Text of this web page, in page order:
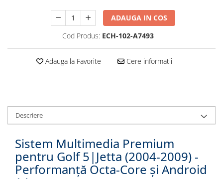
Navigatii Land Rover
Navigatii Iveco
Navigatii Chrysler
Navigatie universala
Navigatii 1 DIN
Navigatie GPS Portabil
Accesorii navigatii
CarPlay&Android Auto
ADAUGA IN COS
Cod Produs: ECH-102-A7493
Adauga la Favorite Cere informatii
Descriere
Sistem Multimedia Premium
pentru Golf 5|Jetta (2004-2009) -
Performanță Octa-Core și Android